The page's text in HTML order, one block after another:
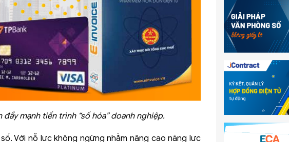
mạnh tiến trình “số hóa” doanh nghiệp.
Với nỗ lực không ngừng nhằm nâng cao năng lực